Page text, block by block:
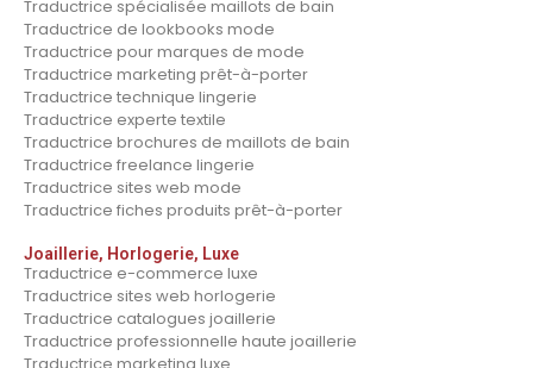
Traductrice spécialisée maillots de bain
Traductrice de lookbooks mode
Traductrice pour marques de mode
Traductrice marketing prêt-à-porter
Traductrice technique lingerie
Traductrice experte textile
Traductrice brochures de maillots de bain
Traductrice freelance lingerie
Traductrice sites web mode
Traductrice fiches produits prêt-à-porter
Joaillerie, Horlogerie, Luxe
Traductrice e-commerce luxe
Traductrice sites web horlogerie
Traductrice catalogues joaillerie
Traductrice professionnelle haute joaillerie